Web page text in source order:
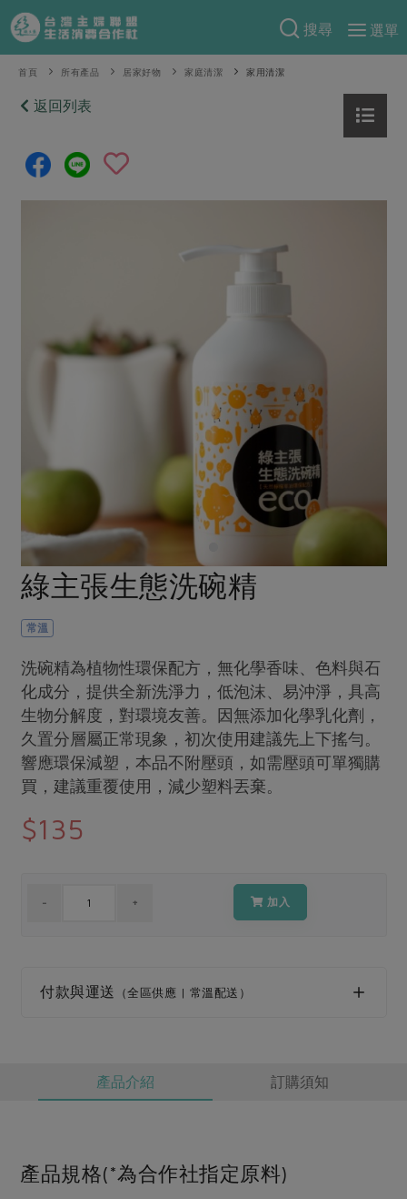
搜尋
選單
產品分類
當季蔬果
芽苗類
辛香料類
米麵雜糧
水產
調理食材・點心
調味醬料/南北貨 烘焙
休閒零嘴 沖泡飲品
保健食品
美妝保養 個人清潔
家庭清潔 織品
日用品 圖書禮品
防災用品
最新產品
食譜料理
食材
蔬食
湯品．鍋物
漬物
主題食譜
異國料理
年菜食譜
節慶大餐
高麗菜海鮮煎餅
特別企畫
預購活動
更多預購活動
合作25-精選產品第三彈
更多當季產品
議題活動
主婦聯盟X樂齡網特約優惠案
30%rPET紅烏龍茶
2024農業發展計畫年度報告
更多議題活動
把最好的台灣味帶回家！
綠主張
一籃菜真心話
產品故事
親子食育
關注議題
減硝酸鹽 惜食
非基改運動 支持本土農糧
廢核運動 能源議題
減添加物 減塑減廢
公益金
更多議題
生活者e週報
綠主張月刊
檢驗報告
硝酸鹽檢驗
社員權益
社務專區
選舉專區
最新消息
媒體報導
首頁 所有產品 居家好物 家庭清潔 家用清潔
返回列表
綠主張生態洗碗精
常溫
洗碗精為植物性環保配方，無化學香味、色料與石
化成分，提供全新洗淨力，低泡沫、易沖淨，具高
生物分解度，對環境友善。因無添加化學乳化劑，
久置分層屬正常現象，初次使用建議先上下搖勻。
響應環保減塑，本品不附壓頭，如需壓頭可單獨購
買，建議重覆使用，減少塑料丟棄。
$135
加入
付款與運送 （全區供應 | 常溫配送）
產品介紹 訂購須知
產品規格(*為合作社指定原料)